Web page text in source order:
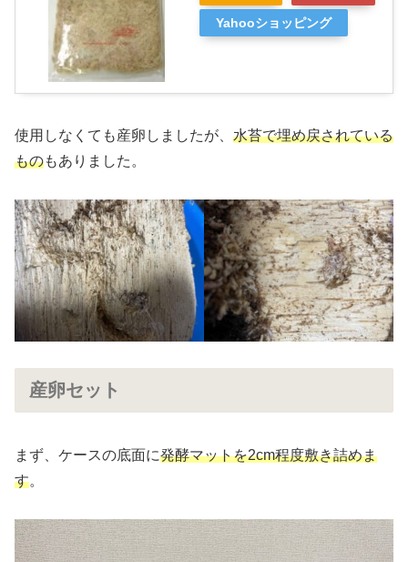
Yahooショッピング
使用しなくても産卵しましたが、 水苔で埋め戻されている
ものもありました。
産卵セット
まず、ケースの底面に発酵マットを2cm程度敷き詰めま
す。